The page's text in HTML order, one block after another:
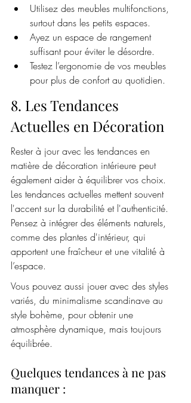
Utilisez des meubles multifonctions,
surtout dans les petits espaces.
Ayez un espace de rangement
suffisant pour éviter le désordre.
Testez l’ergonomie de vos meubles
pour plus de confort au quotidien.
8. Les Tendances
Actuelles en Décoration
Rester à jour avec les tendances en
matière de décoration intérieure peut
également aider à équilibrer vos choix.
Les tendances actuelles mettent souvent
l'accent sur la durabilité et l'authenticité.
Pensez à intégrer des éléments naturels,
comme des plantes d'intérieur, qui
apportent une fraîcheur et une vitalité à
l’espace.
Vous pouvez aussi jouer avec des styles
variés, du minimalisme scandinave au
style bohème, pour obtenir une
atmosphère dynamique, mais toujours
équilibrée.
Quelques tendances à ne pas
manquer :